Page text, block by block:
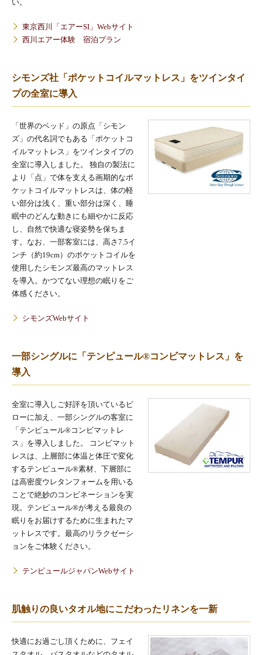
い。
東京西川「エアーSI」Webサイト
西川エアー体験 宿泊プラン
シモンズ社「ポケットコイルマットレス」をツインタイ
プの全室に導入
「世界のベッド」の原点「シモン
ズ」の代名詞でもある「ポケットコ
イルマットレス」をツインタイプの
全室に導入しました。 独自の製法に
より「点」で体を支える画期的なポ
ケットコイルマットレスは、体の軽
い部分は浅く、重い部分は深く、睡
眠中のどんな動きにも細やかに反応
し、自然で快適な寝姿勢を保ちま
す。なお、一部客室には、高さ7.5イ
ンチ（約19cm）のポケットコイルを
使用したシモンズ最高のマットレス
を導入。かつてない理想の眠りをご
体感ください。
シモンズWebサイト
一部シングルに「テンピュール®コンビマットレス」を
導入
全室に導入しご好評を頂いているピ
ローに加え、一部シングルの客室に
「テンピュール®コンビマットレ
ス」を導入しました。 コンビマット
レスは、上層部に体温と体圧で変化
するテンピュール®素材、下層部に
は高密度ウレタンフォームを用いる
ことで絶妙のコンビネーションを実
現。テンピュール®が考える最良の
眠りをお届けするために生まれたマ
ットレスです。最高のリラクゼーシ
ョンをご体験ください。
テンピュールジャパンWebサイト
肌触りの良いタオル地にこだわったリネンを一新
快適にお過ごし頂くために、フェイ